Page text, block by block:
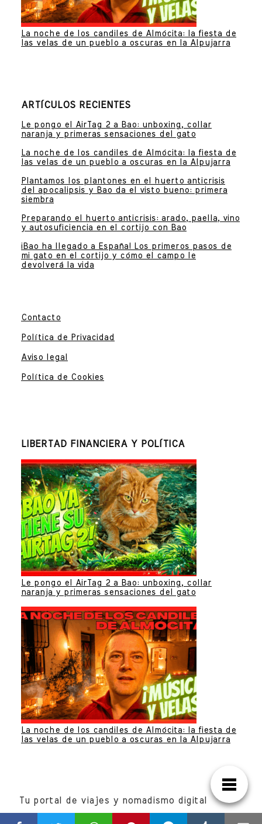
La noche de los candiles de Almócita: la fiesta de
las velas de un pueblo a oscuras en la Alpujarra
ARTÍCULOS RECIENTES
Le pongo el AirTag 2 a Bao: unboxing, collar
naranja y primeras sensaciones del gato
La noche de los candiles de Almócita: la fiesta de
las velas de un pueblo a oscuras en la Alpujarra
Plantamos los plantones en el huerto anticrisis
del apocalipsis y Bao da el visto bueno: primera
siembra
Preparando el huerto anticrisis: arado, paella, vino
y autosuficiencia en el cortijo con Bao
¡Bao ha llegado a España! Los primeros pasos de
mi gato en el cortijo y cómo el campo le
devolverá la vida
Contacto
Política de Privacidad
Aviso legal
Política de Cookies
LIBERTAD FINANCIERA Y POLÍTICA
Le pongo el AirTag 2 a Bao: unboxing, collar
naranja y primeras sensaciones del gato
La noche de los candiles de Almócita: la fiesta de
las velas de un pueblo a oscuras en la Alpujarra
Tu portal de viajes y nomadismo digital